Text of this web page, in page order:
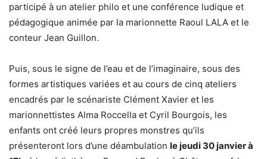
participé à un atelier philo et une conférence ludique et
pédagogique animée par la marionnette Raoul LALA et le
conteur Jean Guillon.
Puis, sous le signe de l’eau et de l’imaginaire, sous des
formes artistiques variées et au cours de cinq ateliers
encadrés par le scénariste Clément Xavier et les
marionnettistes Alma Roccella et Cyril Bourgois, les
enfants ont créé leurs propres monstres qu’ils
présenteront lors d’une déambulation le jeudi 30 janvier à